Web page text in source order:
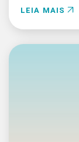
LEIA MAIS